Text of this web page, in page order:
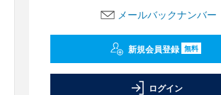
メールバックナンバー
新規会員登録 無料
ログイン